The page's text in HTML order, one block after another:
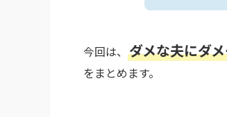
今回は、 ダメな夫にダ
をまとめます。